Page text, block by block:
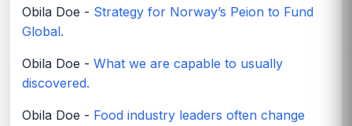
Obila Doe - Strategy for Norway’s Peion to Fund
Global.
Obila Doe - What we are capable to usually
discovered.
Obila Doe - Food industry leaders often change